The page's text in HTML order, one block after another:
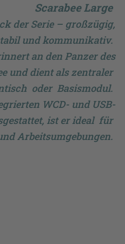
Scarabee Large
der Serie – großzügig,
und kommunikativ.
an den Panzer des
und dient als zentraler
oder Basismodul.
WCD- und USB-
ist er ideal für
Arbeitsumgebungen.